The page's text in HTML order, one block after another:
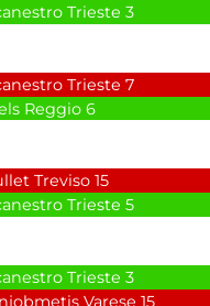
Trieste 3
Trieste 7
Reggio 6
Treviso 15
Trieste 5
Trieste 3
Varese 15